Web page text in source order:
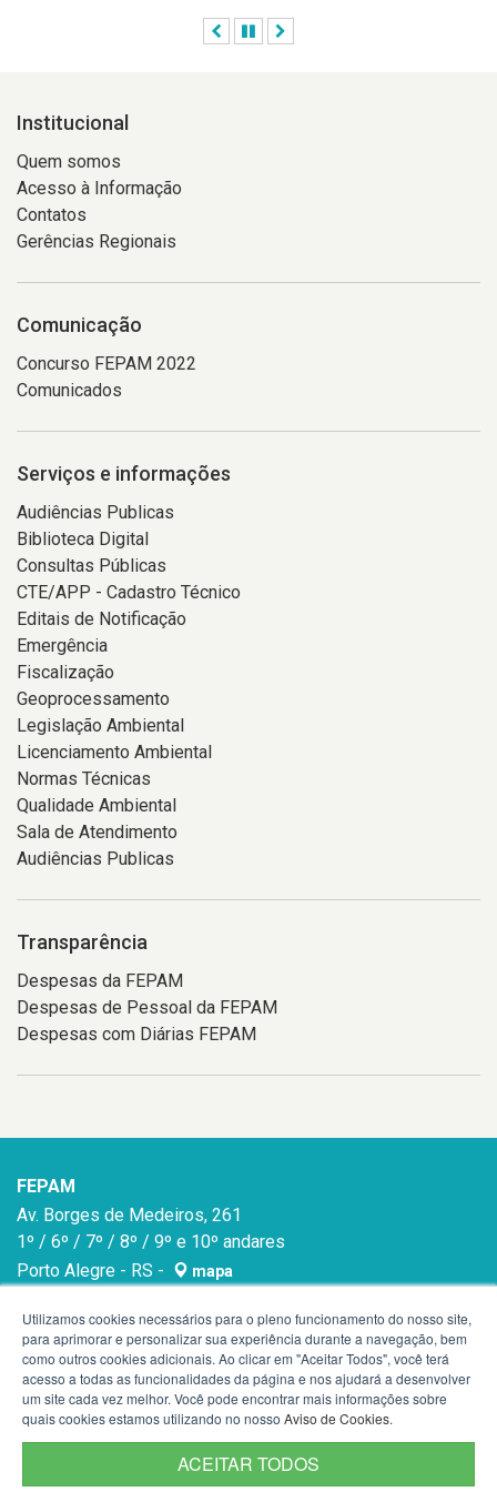
AnteriorPausar
Institucional
Quem somos
Acesso à Informação
Contatos
Gerências Regionais
Comunicação
Concurso FEPAM 2022
Comunicados
Serviços e informações
Audiências Publicas
Biblioteca Digital
Consultas Públicas
CTE/APP - Cadastro Técnico
Editais de Notificação
Emergência
Fiscalização
Geoprocessamento
Legislação Ambiental
Licenciamento Ambiental
Normas Técnicas
Qualidade Ambiental
Sala de Atendimento
Audiências Publicas
Transparência
Despesas da FEPAM
Despesas de Pessoal da FEPAM
Despesas com Diárias FEPAM
FEPAM
Av. Borges de Medeiros, 261
1º / 6º / 7º / 8º / 9º e 10º andares
Porto Alegre - RS -
mapa
Utilizamos cookies necessários para o pleno funcionamento do nosso site,
para aprimorar e personalizar sua experiência durante a navegação, bem
como outros cookies adicionais. Ao clicar em "Aceitar Todos", você terá
acesso a todas as funcionalidades da página e nos ajudará a desenvolver
um site cada vez melhor. Você pode encontrar mais informações sobre
quais cookies estamos utilizando no nosso Aviso de Cookies.
ACEITAR TODOS